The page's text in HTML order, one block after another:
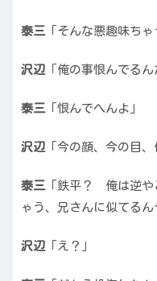
泰三「そんな悪趣味ちゃ
沢辺 「俺の事恨んでる
泰三「恨んでへんよ」
沢辺 「今の顔、今の目
泰三「鉄平？ 俺は逆や
ゃう、兄さんに似てるん
沢辺 「え？」